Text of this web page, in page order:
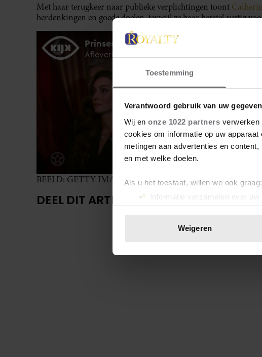
Toestemming
Verantwoord gebruik van uw
Wij en onze 1022 partners verwerken
cookies om informatie op uw
metingen aan advertenties en
en met welke doelen.
Als u het toestaat, willen we ook graag:
Informatie verzamelen over
Uw apparaat identificeren
toestemming op elk moment wijzigen
We gebruiken cookies om content
websiteverkeer te analyseren. Ook
media, adverteren en analyse. Deze
Weigeren
Met haar terugkeer naar publieke verplichtingen toont
herdenkingen en goede doelen, terwijl ze haar herstel rustig
BEELD: GETTY IMAGES
DEEL DIT ARTIKEL OP SOCIAL MEDIA!